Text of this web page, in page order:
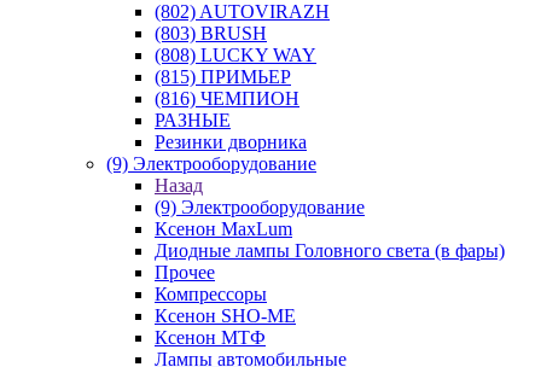
(802) AUTOVIRAZH
(803) BRUSH
(808) LUCKY WAY
(815) ПРИМЬЕР
(816) ЧЕМПИОН
РАЗНЫЕ
Резинки дворника
(9) Электрооборудование
Назад
(9) Электрооборудование
Ксенон MaxLum
Диодные лампы Головного света (в фары)
Прочее
Компрессоры
Ксенон SHO-ME
Ксенон МТФ
Лампы автомобильные